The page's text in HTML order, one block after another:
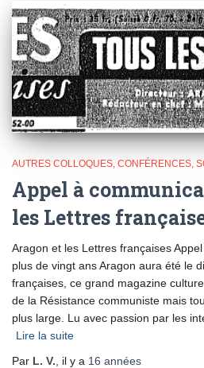
AUTRES COLLOQUES, CONFÉRENCES,
Appel à
les Lettres
Aragon et les Lettres françaises
plus de vingt ans Aragon aura été le
françaises, ce grand magazine
de la Résistance communiste mais
plus large. Lu avec passion par les
Lire la suite
Par L. V. , il y a 16 années